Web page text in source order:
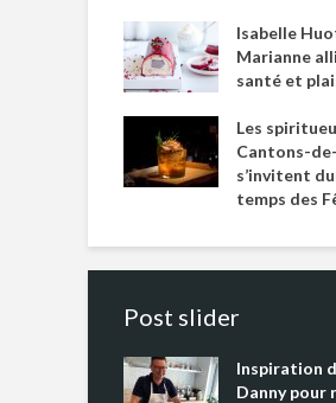
Isabelle
Marianne
santé et
Les
Cantons-
s’invitent
temps des
Post slider
Inspiration
Danny pour